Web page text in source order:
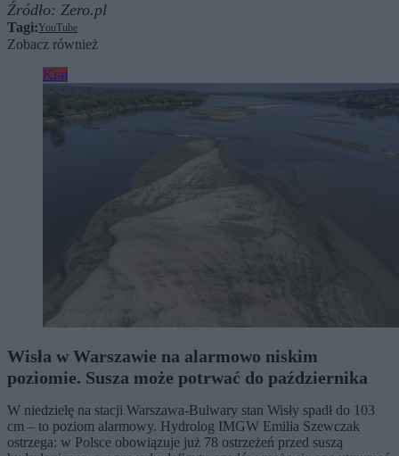
Źródło: Zero.pl
Tagi:YouTube
Zobacz również
Kraj
Wisła w Warszawie na alarmowo niskim
poziomie. Susza może potrwać do października
W niedzielę na stacji Warszawa-Bulwary stan Wisły spadł do 103
cm – to poziom alarmowy. Hydrolog IMGW Emilia Szewczak
ostrzega: w Polsce obowiązuje już 78 ostrzeżeń przed suszą